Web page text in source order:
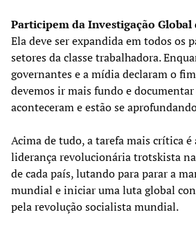
Participem da Investigação
Ela deve ser expandida em todos os
setores da classe trabalhadora.
governantes e a mídia declaram o
devemos ir mais fundo e
aconteceram e estão se
Acima de tudo, a tarefa mais crítica é
liderança revolucionária trotskista
de cada país, lutando para parar a
mundial e iniciar uma luta global
pela revolução socialista mundial.